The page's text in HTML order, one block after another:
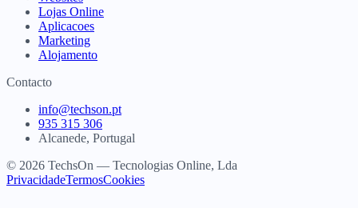
Lojas Online
Aplicacoes
Marketing
Alojamento
Contacto
info@techson.pt
935 315 306
Alcanede, Portugal
© 2026 TechsOn — Tecnologias Online, Lda
PrivacidadeTermosCookies